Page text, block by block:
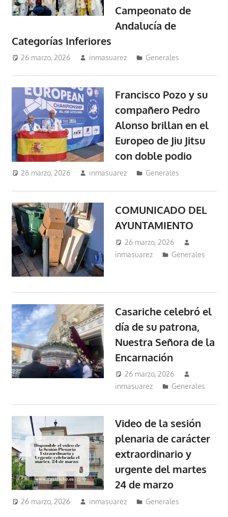
Campeonato de
Andalucía de
Categorías Inferiores
26 marzo, 2026 inmasuarez Generales
Francisco Pozo y su
compañero Pedro
Alonso brillan en el
Europeo de Jiu Jitsu
con doble podio
26 marzo, 2026 inmasuarez Generales
COMUNICADO DEL
AYUNTAMIENTO
26 marzo, 2026
inmasuarez
Generales
Casariche celebró el
día de su patrona,
Nuestra Señora de la
Encarnación
26 marzo, 2026
inmasuarez
Generales
Video de la sesión
plenaria de carácter
extraordinario y
urgente del martes
24 de marzo
26 marzo, 2026 inmasuarez Generales